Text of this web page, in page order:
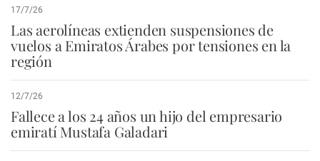
17/7/26
Las aerolíneas extienden suspensiones de
vuelos a Emiratos Árabes por tensiones en la
región
12/7/26
Fallece a los 24 años un hijo del empresario
emiratí Mustafa Galadari